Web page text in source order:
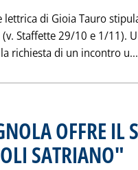
lettrica di Gioia Tauro
Staffette 29/10 e 1/11).
richiesta di un incontro u...
OFFRE IL
SATRIANO"